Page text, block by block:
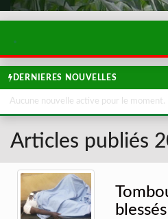
DERNIERES NOUVELLES
Aucune nouvelle active pour le moment.
Articles publiés